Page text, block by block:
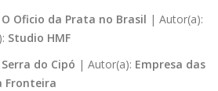
O Oficio da Prata no Brasil | Autor(a):
Studio HMF
Serra do Cipó | Autor(a): Empresa das
Fronteira